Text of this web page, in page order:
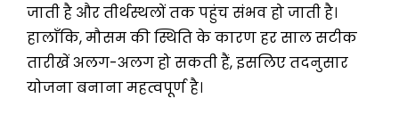
जाती है और तीर्थस्थलों तक पहुंच संभव हो जाती है।
हालाँकि, मौसम की स्थिति के कारण हर साल सटीक
तारीखें अलग-अलग हो सकती हैं, इसलिए तदनुसार
योजना बनाना महत्वपूर्ण है।